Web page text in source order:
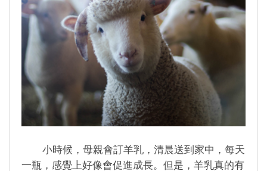
小時候，母親會訂羊乳，清晨送到家中，每天
一瓶，感覺上好像會促進成長。但是，羊乳真的有